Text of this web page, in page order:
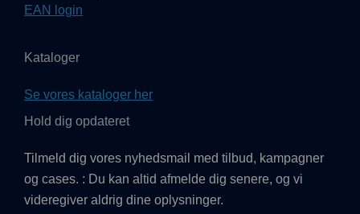
EAN login
Kataloger
Se vores kataloger her
Hold dig opdateret
Tilmeld dig vores nyhedsmail med tilbud, kampagner
og cases. : Du kan altid afmelde dig senere, og vi
videregiver aldrig dine oplysninger.